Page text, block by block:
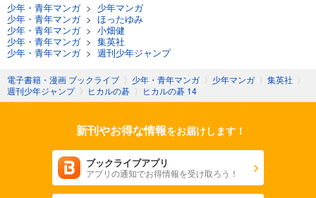
少年・青年マンガ> 少年マンガ
少年・青年マンガ> ほったゆみ
少年・青年マンガ> 小畑健
少年・青年マンガ> 集英社
少年・青年マンガ> 週刊少年ジャンプ
電子書籍・漫画 ブックライブ 〉 少年・青年マンガ 〉 少年マンガ 〉 集英社 〉
週刊少年ジャンプ 〉 ヒカルの碁 〉 ヒカルの碁 14
新刊やお得な情報をお届けします！
ブックライブアプリ
アプリの通知でお得情報を受け取ろう！